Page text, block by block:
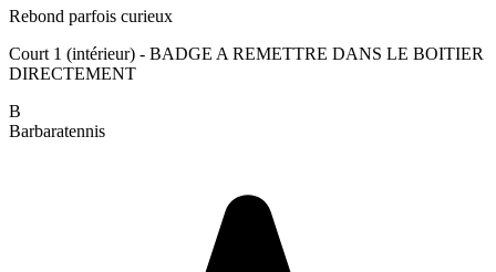
Rebond parfois curieux
Court 1 (intérieur) - BADGE A REMETTRE DANS LE BOITIER
DIRECTEMENT
B
Barbaratennis